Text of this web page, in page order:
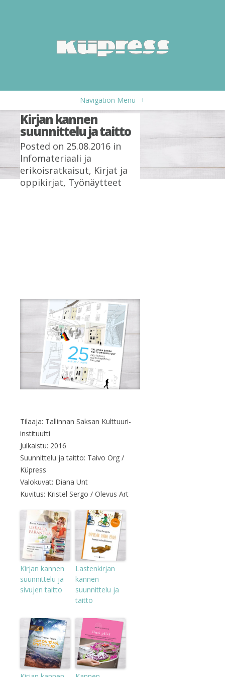
Navigation Menu +
Kirjan kannen
suunnittelu ja taitto
Posted on 25.08.2016 in
Infomateriaali ja
erikoisratkaisut, Kirjat ja
oppikirjat, Työnäytteet
Tilaaja: Tallinnan Saksan Kulttuuri-
instituutti
Julkaistu: 2016
Suunnittelu ja taitto: Taivo Org /
Küpress
Valokuvat: Diana Unt
Kuvitus: Kristel Sergo / Olevus Art
Kirjan kannen
suunnittelu ja
sivujen taitto
Lastenkirjan
kannen
suunnittelu ja
taitto